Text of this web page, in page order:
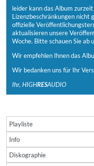
leider kann das Album
Lizenzbeschränkungen nicht
offizielle
aktualisieren unsere
Woche. Bitte schauen Sie ab
Wir empfehlen Ihnen das
Wir bedanken uns für Ihr
Ihr, HIGHRESAUDIO
Playliste
Info
Diskographie